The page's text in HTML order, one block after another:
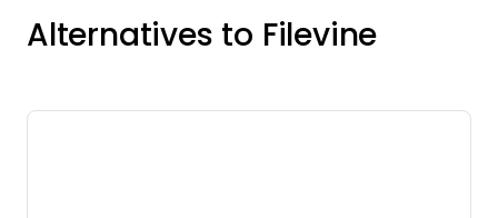
Alternatives to Filevine